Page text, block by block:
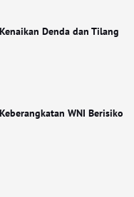
Denda dan Tilang
WNI Berisiko